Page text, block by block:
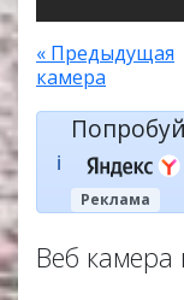
« Предыдущая
камера
ℹ️
Реклама
Веб камера